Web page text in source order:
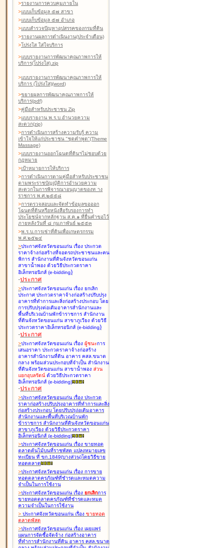
>รายงานการควบคุมภายใน
>แบบเก็บข้อมูล ๕๗ สาขา
>แบบเก็บข้อมูล ๕๗ อำเภอ
>แบบสำรวจปัญหาอุปสรรคของกรมที่ดิน
>รายงานผลการดำเนินงาน(ประจำเดือน)
>โปร่งใส ใส่ใจบริการ
>แบบรายงานการพัฒนาคุณภาพการให้
บริการ(โปร่งใส).zip
>แบบรายงานการพัฒนาคุณภาพการให้
บริการ (โปร่งใส)(word)
>ขยายผลการพัฒนาคุณภาพการให้
บริการ(pdf)
>คู่มือสำหรับประชาชน Zip
>แบบรายงาน พ.ร.บ.อำนวยความ
สะดวก(zip)
>การดำเนินการสร้างความรับรู้ ความ
เข้าใจให้แก่ประชาชน "ชุดคำพูด"(Theme
Massage)
>แบบรายงานออกโฉนดที่ดินฯไม่ชอบด้วย
กฎหมาย
>เป้าหมายการให้บริการ
>การดำเนินการตามคู่มือสำหรับประชาชน
ตามพระราชบัญญัติการอำนวยความ
สะดวกในการพิจารณาอนุญาตของท าง
ราชการ พ.ศ.๒๕๕๘
>การตรวจสอบและจัดทำข้อมูลขอออก
โฉนดที่ดินหรือหนังสือรับรองการทำ
ประโยชน์จากหลักฐาน ส.ค.๑ ที่ยื่นคำขอไว้
ภายหลังวันที่ ๘ กุมภาพันธ์ ๒๕๕๓
>พ.ร.บ.การเช่าที่ดินเพื่อเกษตรกรรม
พ.ศ.๒๕๒๔
>ประกาศจังหวัดขอนแก่น เรื่อง ประกวด
ราคาจ้างก่อสร้างที่จอดรถประชาชนและคน
พิการ สำนักงานที่ดินจังหวัดขอนแก่น
สาขาน้ำพอง ด้วยวิธีประกวดราคา
อิเล็กทรอนิกส์ (e-bidding)
-ประกาศ
>ประกาศจังหวัดขอนแก่น เรื่อง ยกเลิก
ประกาศ ประกวดราคาจ้างก่อสร้างปรับปรุง
อาคารที่ทำการและสิ่งก่อสร้างประกอบ โดย
การปรับปรุงต่อเติมอาคารสำนักงานและ
พื้นที่บริเวณบ้านพักข้าราชการ สำนักงาน
ที่ดินจังหวัดขอนแก่น สาขาภูเวียง ด้วยวิธี
ประกวดราคาอิเล็กทรอนิกส์ (e-bidding)
-ประกาศ
>ประกาศจังหวัดขอนแก่น เรื่อง ผู้ชนะการ
เสนอราคา ประกวดราคาจ้างก่อสร้าง
อาคารสำนักงานที่ดิน อาคาร คสล.ขนาด
กลาง พร้อมส่วนประกอบที่จำเป็น สำนักงาน
ที่ดินจังหวัดขอนแก่น สาขาน้ำพอง ส่วน
แยกอุบลรัตน์ ด้วยวิธีประกวดราคา
อิเล็กทรอนิกส์ (e-bidding)
-ประกาศ
>ประกาศจังหวัดขอนแก่น เรื่อง ประกวด
ราคาก่อสร้างปรับปรุงอาคารที่ทำการและสิ่ง
ก่อสร้างประกอบ โดยปรับปรุง่อเติมอาคาร
สำนักงานและพื้นที่บริเวณบ้านพัก
ข้าราชการ สำนักงานที่ดินจังหวัดขอนแก่น
สาขาภูเวียง ด้วยวิธีประกวดราคา
อิเล็กทรอนิกส์ (e-bidding)
>ประกาศจังหวัดขอนแก่น เรื่อง ขายทอด
ตลาดต้นไม้บนที่ราชพัสดุ แปลงหมายเลข
ทะเบียน ที่ ขก.1849(บางส่วน)โดยวิธีขาย
ทอดตลาด
>ประกาศจังหวัดขอนแก่น เรื่อง การขาย
ทอดตลาดครุภัณฑ์ที่ชำรุดและหมดความ
จำเป็นในการใช้งาน
>ประกาศจังหวัดขอนแก่น เรื่อง ยกเลิกการ
ขายทอดตลาดครุภัณฑ์ที่ชำรุดและหมด
ความจำเป็นในการใช้งาน
> ประกาศจังหวัดขอนแก่น เรื่อง ขายทอด
ตลาดพัสดุ
>ประกาศจังหวัดขอนแก่น เรื่อง เผยแพร่
แผนการจัดซื้อจัดจ้าง ก่อสร้างอาคาร
ที่ทำการสำนักงานที่ดิน อาคาร คสล.ขนาด